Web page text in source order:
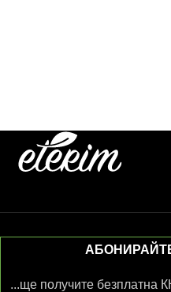
АБОНИРАЙТЕ
...ще получите безплатна